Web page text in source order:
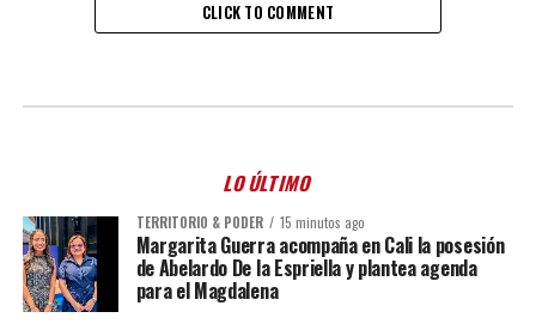
CLICK TO COMMENT
LO ÚLTIMO
TERRITORIO & PODER 15 minutos ago
Margarita Guerra acompaña en Cali la posesión
de Abelardo De la Espriella y plantea agenda
para el Magdalena